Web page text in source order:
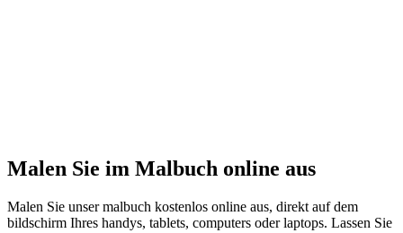
Malen Sie im Malbuch online aus
Malen Sie unser malbuch kostenlos online aus, direkt auf dem
bildschirm Ihres handys, tablets, computers oder laptops. Lassen Sie